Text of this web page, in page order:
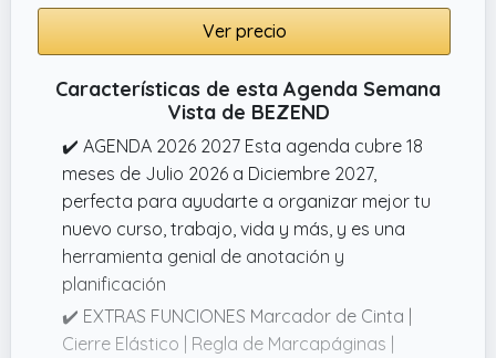
páginas de mes, dirección, contactos y
páginas de notas.
¡Añade tu diarios Smart Panda a la cesta y
Ver precio
Características de esta Agenda Semana
Vista de BEZEND
✔️ AGENDA 2026 2027 Esta agenda cubre 18
meses de Julio 2026 a Diciembre 2027,
perfecta para ayudarte a organizar mejor tu
nuevo curso, trabajo, vida y más, y es una
herramienta genial de anotación y
planificación
✔️ EXTRAS FUNCIONES Marcador de Cinta |
Cierre Elástico | Regla de Marcapáginas |